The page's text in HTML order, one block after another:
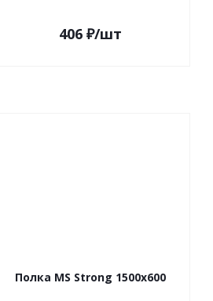
406₽/шт
Полка MS Strong 1500x600